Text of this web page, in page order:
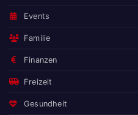
Events
Familie
Finanzen
Freizeit
Gesundheit